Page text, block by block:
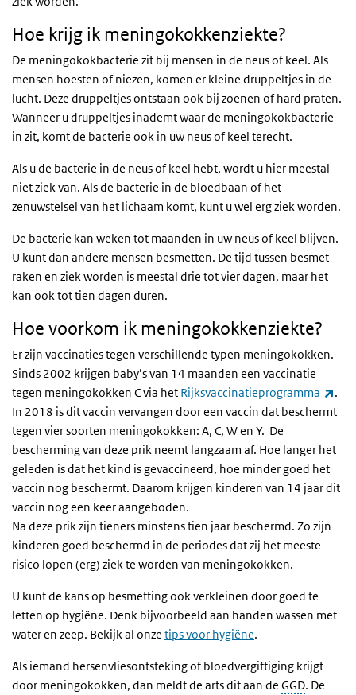
Hoe krijg ik meningokokkenziekte?
De meningokokbacterie zit bij mensen in de neus of keel. Als
mensen hoesten of niezen, komen er kleine druppeltjes in de
lucht. Deze druppeltjes ontstaan ook bij zoenen of hard praten.
Wanneer u druppeltjes inademt waar de meningokokbacterie
in zit, komt de bacterie ook in uw neus of keel terecht.
Als u de bacterie in de neus of keel hebt, wordt u hier meestal
niet ziek van. Als de bacterie in de bloedbaan of het
zenuwstelsel van het lichaam komt, kunt u wel erg ziek worden.
De bacterie kan weken tot maanden in uw neus of keel blijven.
U kunt dan andere mensen besmetten. De tijd tussen besmet
raken en ziek worden is meestal drie tot vier dagen, maar het
kan ook tot tien dagen duren.
Hoe voorkom ik meningokokkenziekte?
Er zijn vaccinaties tegen verschillende typen meningokokken.
Sinds 2002 krijgen baby’s van 14 maanden een vaccinatie
tegen meningokokken C via het Rijksvaccinatieprogramma
.
In 2018 is dit vaccin vervangen door een vaccin dat beschermt
tegen vier soorten meningokokken: A, C, W en Y. De
bescherming van deze prik neemt langzaam af. Hoe langer het
geleden is dat het kind is gevaccineerd, hoe minder goed het
vaccin nog beschermt. Daarom krijgen kinderen van 14 jaar dit
vaccin nog een keer aangeboden.
Na deze prik zijn tieners minstens tien jaar beschermd. Zo zijn
kinderen goed beschermd in de periodes dat zij het meeste
risico lopen (erg) ziek te worden van meningokokken.
U kunt de kans op besmetting ook verkleinen door goed te
letten op hygiëne. Denk bijvoorbeeld aan handen wassen met
water en zeep. Bekijk al onze tips voor hygiëne.
Als iemand hersenvliesontsteking of bloedvergiftiging krijgt
door meningokokken, dan meldt de arts dit aan de GGD. De